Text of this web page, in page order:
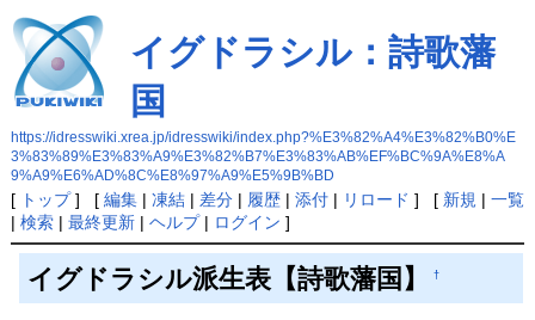
イグドラシル：詩歌藩
国
https://idresswiki.xrea.jp/idresswiki/index.php?%E3%82%A4%E3%82%B0%E
3%83%89%E3%83%A9%E3%82%B7%E3%83%AB%EF%BC%9A%E8%A
9%A9%E6%AD%8C%E8%97%A9%E5%9B%BD
[ トップ] [ 編集| 凍結| 差分| 履歴| 添付| リロード ] [ 新規 | 一覧
| 検索| 最終更新| ヘルプ| ログイン ]
イグドラシル派生表【詩歌藩国】 †